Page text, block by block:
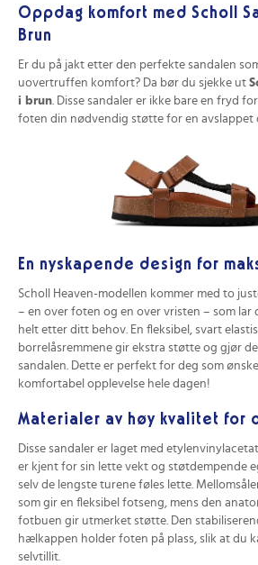
Oppdag komfort med Scholl
Brun
Er du på jakt etter den perfekte sandalen
uovertruffen komfort? Da bør du sjekke ut
i brun . Disse sandaler er ikke bare en fryd
foten din nødvendig støtte for en avslappet
En nyskapende design for
Scholl Heaven-modellen kommer med to
– en over foten og en over vristen – som lar
helt etter ditt behov. En fleksibel, svart
borrelåsremmene gir ekstra støtte og gjør
sandalen. Dette er perfekt for deg som
komfortabel opplevelse hele dagen!
Materialer av høy kvalitet for
Disse sandaler er laget med
er kjent for sin lette vekt og støtdempende
selv de lengste turene føles lette.
som gir en fleksibel fotseng, mens den
fotbuen gir utmerket støtte. Den
hælkappen holder foten på plass, slik at du
selvtillit.